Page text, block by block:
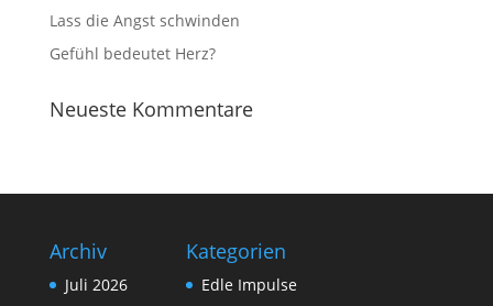
Lass die Angst schwinden
Gefühl bedeutet Herz?
Neueste Kommentare
Archiv
Juli 2026
Kategorien
Edle Impulse